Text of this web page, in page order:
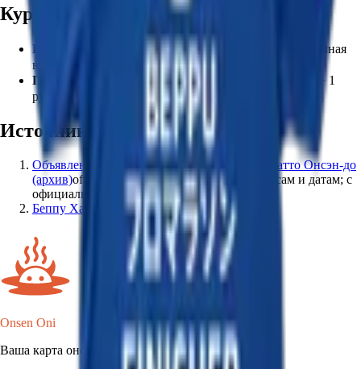
Курсы
Полный (フロマラソン): 42,195湯, 42 онсэна + 1 ручная
ванна
Половина (ハーフロマラソン):
21,195湯, 21 онсэн + 1
ручная ванна
Источники
Объявление о Фуромарафоне 2026, Беппу Хатто Онсэн-до
(архив)official
источник по правилам, курсам и датам; с
официального сайта страница удалена.
Беппу Хатто Онсэн-до (офиц.)official
Onsen Oni
Ваша карта онсэнов Японии.